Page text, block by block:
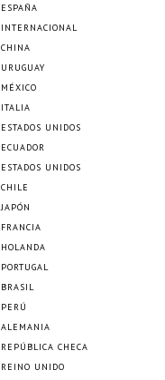
ESPAÑA
INTERNACIONAL
CHINA
URUGUAY
MÉXICO
ITALIA
ESTADOS UNIDOS
ECUADOR
ESTADOS UNIDOS
CHILE
JAPÓN
FRANCIA
HOLANDA
PORTUGAL
BRASIL
PERÚ
ALEMANIA
REPÚBLICA CHECA
REINO UNIDO